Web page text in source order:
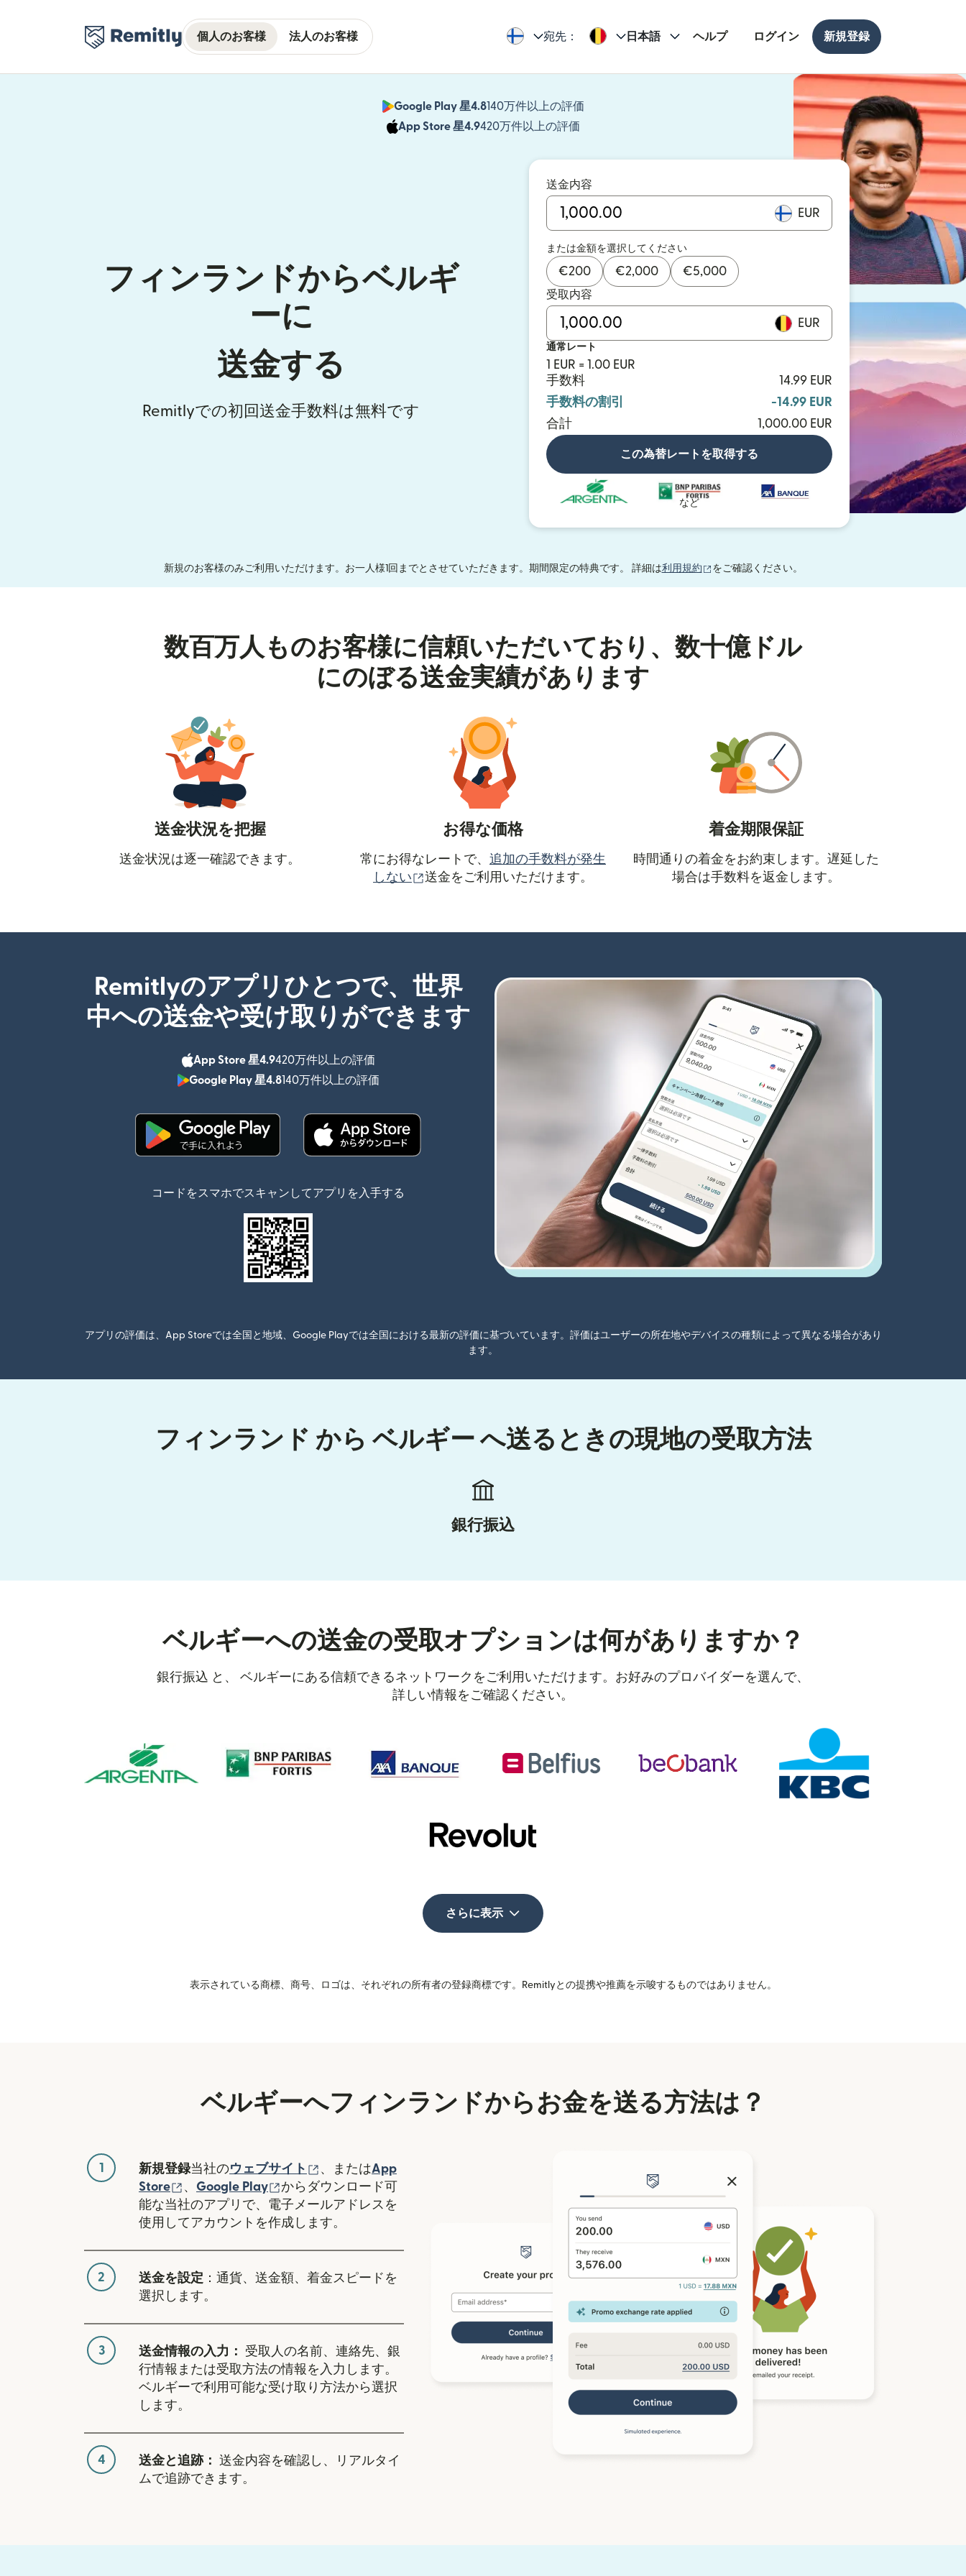
個人のお客様 法人のお客様 宛先： 日本語 ヘルプ ログイン 新規登録
Google Play 星4.8140万件以上の評価
（別ウィンドウで開きます）
App Store 星4.9420万件以上の評価
（別ウィンドウで開きます）
フィンランドからベルギ
ーに
送金する
Remitlyでの初回送金手数料は無料です
送金内容
EUR
または金額を選択してください
€200 €2,000 €5,000
受取内容
EUR
通常レート
1 EUR = 1.00 EUR
手数料
14.99 EUR
手数料の割引
-14.99 EUR
合計
1,000.00 EUR
この為替レートを取得する
など
新規のお客様のみご利用いただけます。お一人様1回までとさせていただきます。期間限定の特典です。 詳細は利用規約 （別ウィンドウで開きます）
をご確認ください。
数百万人ものお客様に信頼いただいており、数十億ドル
にのぼる送金実績があります
送金状況を把握
送金状況は逐一確認できます。
お得な価格
常にお得なレートで、 追加の手数料が発生
しない
（別ウィンドウで開きます）
送金をご利用いただけます。
着金期限保証
時間通りの着金をお約束します。遅延した
場合は手数料を返金します。
Remitlyのアプリひとつで、世界
中への送金や受け取りができます
App Store 星4.9420万件以上の評価
（別ウィンドウで開きます）
Google Play 星4.8140万件以上の評価
（別ウィンドウで開きます）
コードをスマホでスキャンしてアプリを入手する
アプリの評価は、App Storeでは全国と地域、Google Playでは全国における最新の評価に基づいています。評価はユーザーの所在地やデバイスの種類によって異なる場合があり
ます。
フィンランド から ベルギー へ送るときの現地の受取方法
銀行振込
ベルギーへの送金の受取オプションは何がありますか？
銀行振込 と、 ベルギーにある信頼できるネットワークをご利用いただけます。お好みのプロバイダーを選んで、
詳しい情報をご確認ください。
さらに表示
表示されている商標、商号、ロゴは、それぞれの所有者の登録商標です。Remitlyとの提携や推薦を示唆するものではありません。
ベルギーへフィンランドからお金を送る方法は？
1 新規登録当社のウェブサイト （別ウィンドウで開きます）
、またはApp
Store
（別ウィンドウで開きます）
、 Google Play （別ウィンドウで開きます）
からダウンロード可
能な当社のアプリで、電子メールアドレスを
使用してアカウントを作成します。
2 送金を設定 ：通貨、送金額、着金スピードを
選択します。
3 送金情報の入力：
受取人の名前、連絡先、銀
行情報または受取方法の情報を入力します。
ベルギーで利用可能な受け取り方法から選択
します。
4 送金と追跡：
送金内容を確認し、リアルタイ
ムで追跡できます。